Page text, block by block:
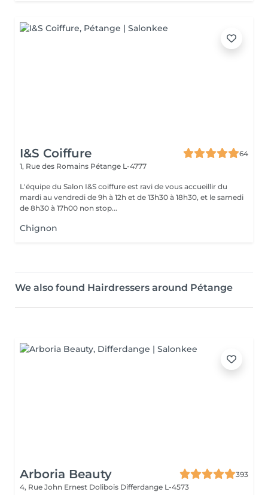
I&S Coiffure
64
1, Rue des Romains Pétange L-4777
L'équipe du Salon I&S coiffure est ravi de vous accueillir du
mardi au vendredi de 9h à 12h et de 13h30 à 18h30, et le samedi
de 8h30 à 17h00 non stop...
Chignon
We also found Hairdressers around Pétange
Arboria Beauty
393
4, Rue John Ernest Dolibois Differdange L-4573